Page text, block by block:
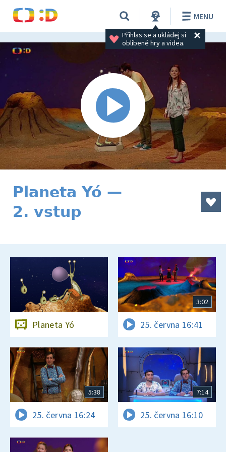
Přihlas se a ukládej si
oblíbené hry a videa.
MENU
Planeta Yó —
2. vstup
Planeta Yó
3:02
25. června 16:41
5:38
25. června 16:24
7:14
25. června 16:10